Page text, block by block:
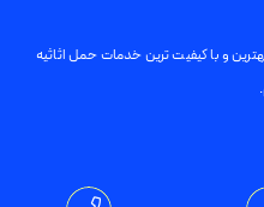
و با کیفیت ترین خدمات حمل اثاثیه